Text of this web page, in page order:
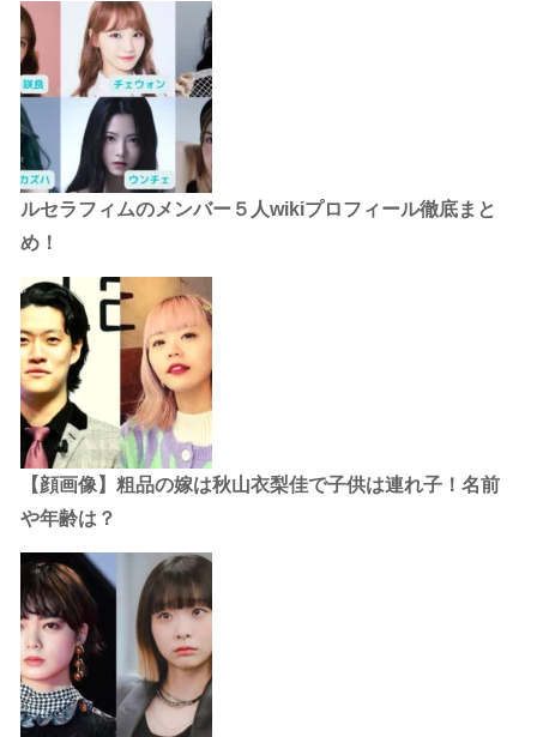
ルセラフィムのメンバー５人wikiプロフィール徹底まと
め！
【顔画像】粗品の嫁は秋山衣梨佳で子供は連れ子！名前
や年齢は？